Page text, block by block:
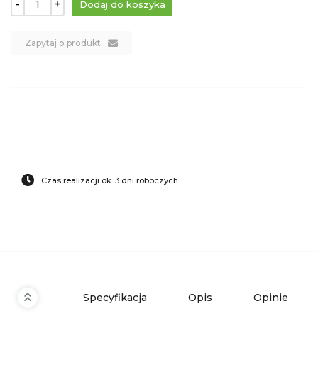
- +
Zapytaj o produkt
Czas realizacji ok. 3 dni roboczych
Specyfikacja Opis Opinie